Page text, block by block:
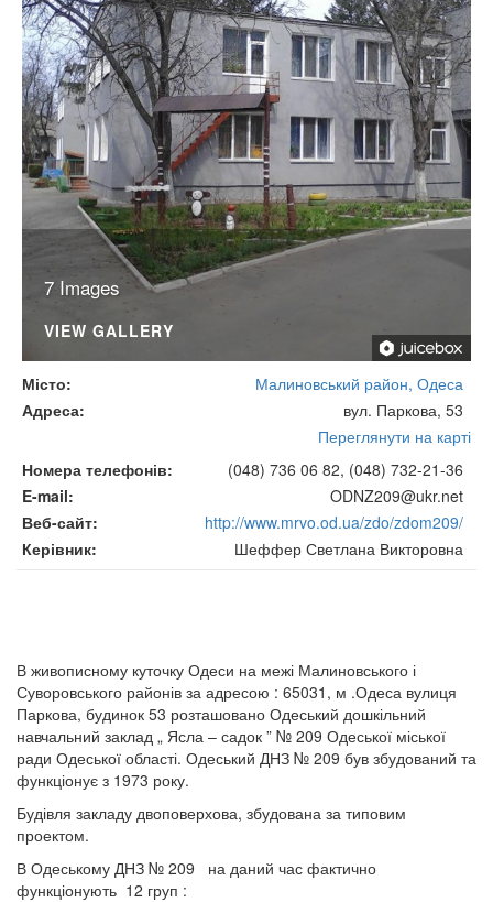
7 Images
VIEW GALLERY
Місто
Малиновський район, Одеса
Адреса
вул. Паркова, 53
Переглянути на карті
Номера телефонів
(048) 736 06 82, (048) 732-21-36
E-mail
ODNZ209@ukr.net
Веб-сайт
http://www.mrvo.od.ua/zdo/zdom209/
Керівник
Шеффер Светлана Викторовна
В живописному куточку Одеси на межі Малиновського і
Суворовського районів за адресою : 65031, м .Одеса вулиця
Паркова, будинок 53 розташовано Одеський дошкільний
навчальний заклад „ Ясла – садок ” № 209 Одеської міської
ради Одеської області. Одеський ДНЗ № 209 був збудований та
функціонує з 1973 року.
Будівля закладу двоповерхова, збудована за типовим
проектом.
В Одеському ДНЗ № 209 на даний час фактично
функціонують 12 груп :